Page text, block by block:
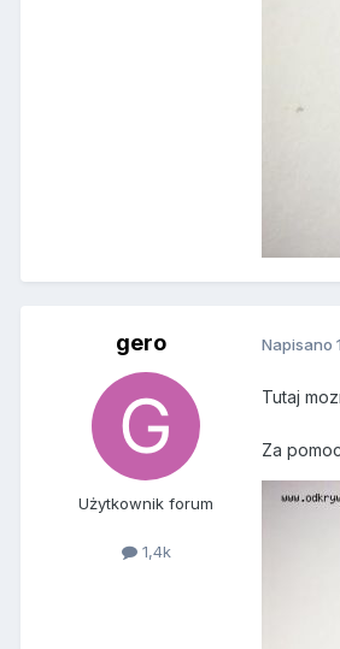
gero
Użytkownik forum
1,4k
Napisano
Tutaj
Za